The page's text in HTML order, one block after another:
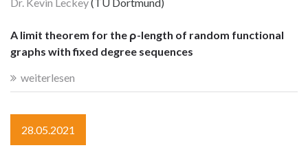
Dr. Kevin Leckey(TU Dortmund)
A limit theorem for the ρ-length of random functional
graphs with fixed degree sequences
weiterlesen
28.05.2021